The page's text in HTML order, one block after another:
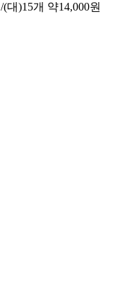
대)15개 약14,000원